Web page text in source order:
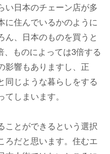
い日本のチェーン店が多
に住んでいるかのように
ん、日本のものを買うと
ものによっては3倍する
影響もありますし、正
同じような暮らしをする
しまいます。
とができるという選択
ろだと思います。住むエ